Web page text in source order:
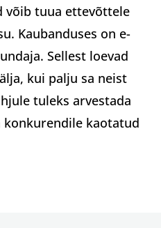
võib tuua ettevõttele
Kaubanduses on e-
Sellest loevad
kui palju sa neist
tuleks arvestada
konkurendile kaotatud